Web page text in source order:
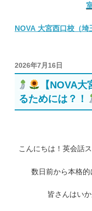
NOVA 大宮西口校（
投
稿
日:
2026年7月16日
【NOVA
るためには？！
こんにちは！英会話
数日前から本格的
皆さんはい